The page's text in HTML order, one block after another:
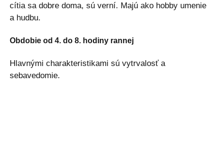
cítia sa dobre doma, sú verní. Majú ako hobby umenie
a hudbu.
Obdobie od 4. do 8. hodiny rannej
Hlavnými charakteristikami sú vytrvalosť a
sebavedomie.